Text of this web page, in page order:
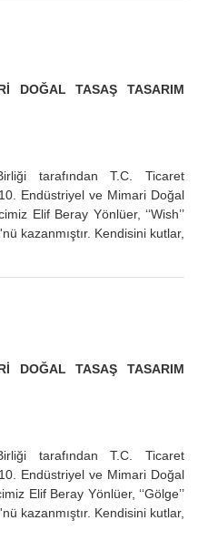
DOĞAL TASAŞ TASARIM
tarafından T.C. Ticaret
Endüstriyel ve Mimari Doğal
Elif Beray Yönlüer, ‘‘Wish’’
'nü kazanmıştır. Kendisini kutlar,
DOĞAL TASAŞ TASARIM
tarafından T.C. Ticaret
Endüstriyel ve Mimari Doğal
Elif Beray Yönlüer, ‘‘Gölge’’
'nü kazanmıştır. Kendisini kutlar,